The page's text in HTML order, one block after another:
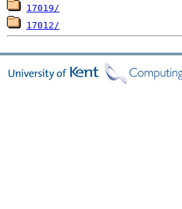
17019/
17012/